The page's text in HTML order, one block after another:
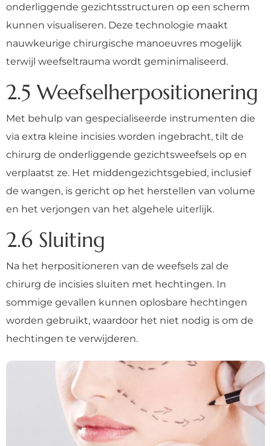
onderliggende gezichtsstructuren op een scherm
kunnen visualiseren. Deze technologie maakt
nauwkeurige chirurgische manoeuvres mogelijk
terwijl weefseltrauma wordt geminimaliseerd.
2.5 Weefselherpositionering
Met behulp van gespecialiseerde instrumenten die
via extra kleine incisies worden ingebracht, tilt de
chirurg de onderliggende gezichtsweefsels op en
verplaatst ze. Het middengezichtsgebied, inclusief
de wangen, is gericht op het herstellen van volume
en het verjongen van het algehele uiterlijk.
2.6 Sluiting
Na het herpositioneren van de weefsels zal de
chirurg de incisies sluiten met hechtingen. In
sommige gevallen kunnen oplosbare hechtingen
worden gebruikt, waardoor het niet nodig is om de
hechtingen te verwijderen.